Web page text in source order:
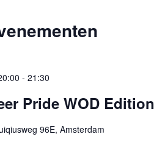
- 21:30
Pride WOD Edition
96E, Amsterdam